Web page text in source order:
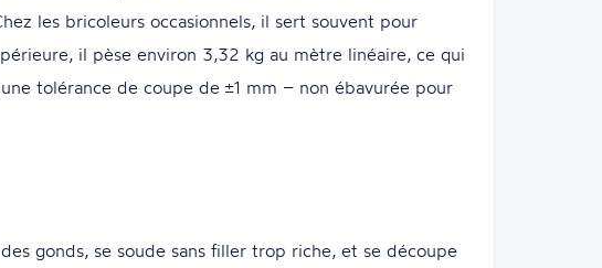
les bricoleurs occasionnels, il sert souvent pour
il pèse environ 3,32 kg au mètre linéaire, ce qui
tolérance de coupe de ±1 mm – non ébavurée pour
gonds, se soude sans filler trop riche, et se découpe